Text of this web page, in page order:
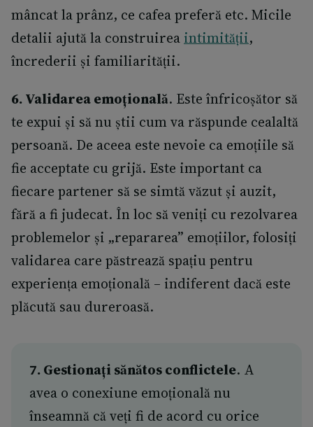
mâncat la prânz, ce cafea preferă etc. Micile
detalii ajută la construirea intimității,
încrederii și familiarității.
6. Validarea emoțională. Este înfricoșător să
te expui și să nu știi cum va răspunde cealaltă
persoană. De aceea este nevoie ca emoțiile să
fie acceptate cu grijă. Este important ca
fiecare partener să se simtă văzut și auzit,
fără a fi judecat. În loc să veniți cu rezolvarea
problemelor și „repararea” emoțiilor, folosiți
validarea care păstrează spațiu pentru
experiența emoțională – indiferent dacă este
plăcută sau dureroasă.
7. Gestionați sănătos conflictele. A
avea o conexiune emoțională nu
înseamnă că veți fi de acord cu orice